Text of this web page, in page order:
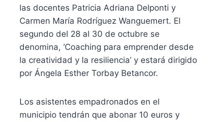
las docentes Patricia Adriana Delponti y
Carmen María Rodríguez Wanguemert. El
segundo del 28 al 30 de octubre se
denomina, ‘Coaching para emprender desde
la creatividad y la resiliencia’ y estará dirigido
por Ángela Esther Torbay Betancor.
Los asistentes empadronados en el
municipio tendrán que abonar 10 euros y